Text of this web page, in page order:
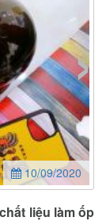
10/09/2020
liệu làm ốp
›